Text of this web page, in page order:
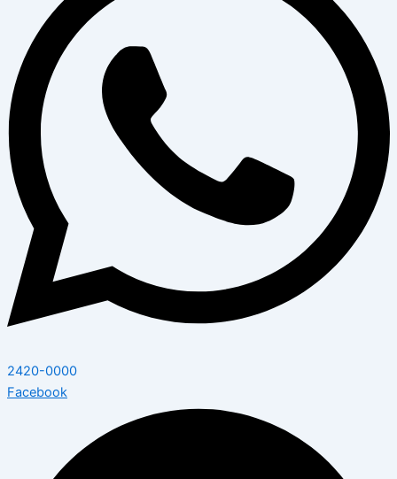
2420-0000
Facebook